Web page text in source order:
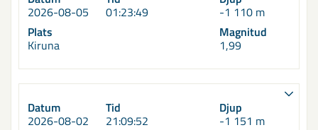
2026-08-05
01:23:49
Magnitud
1,99
Plats
Kiruna
-1 110 m
Datum
2026-08-02
Tid
21:09:52
Djup
-1 151 m